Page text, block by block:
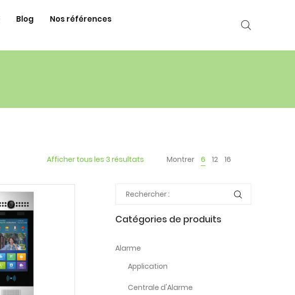
Blog
Nos références
Afficher tous les 3 résultats Montrer 6 12 16
Catégories de produits
Alarme
Application
Centrale d'Alarme